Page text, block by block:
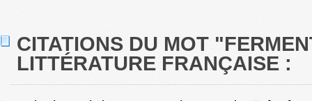
CITATIONS DU MOT
LITTÉRATURE FRANÇAISE :